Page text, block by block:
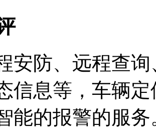
安防、远程查
信息等，车辆
能的报警的服务